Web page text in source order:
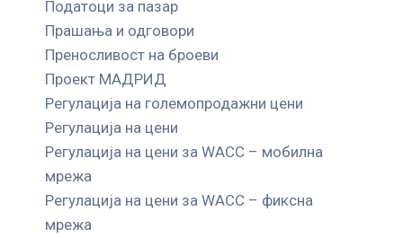
Податоци за пазар
Прашања и одговори
Преносливост на броеви
Проект МАДРИД
Регулација на големопродажни цени
Регулација на цени
Регулација на цени за WACC – мобилна
мрежа
Регулација на цени за WACC – фиксна
мрежа